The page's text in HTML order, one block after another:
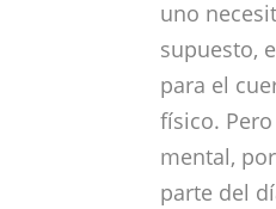
uno
supuesto,
para el
físico.
mental,
parte del